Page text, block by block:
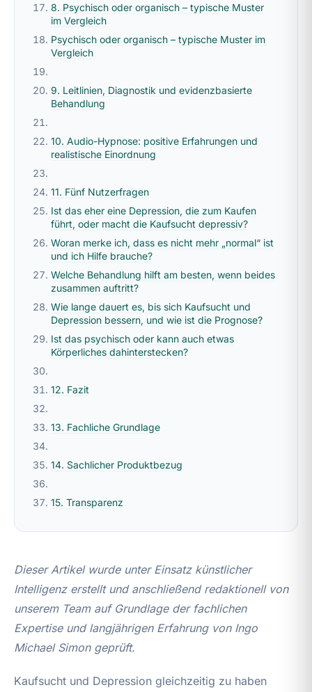
8. Psychisch oder organisch – typische Muster
im Vergleich
Psychisch oder organisch – typische Muster im
Vergleich
9. Leitlinien, Diagnostik und evidenzbasierte
Behandlung
10. Audio-Hypnose: positive Erfahrungen und
realistische Einordnung
11. Fünf Nutzerfragen
Ist das eher eine Depression, die zum Kaufen
führt, oder macht die Kaufsucht depressiv?
Woran merke ich, dass es nicht mehr „normal“ ist
und ich Hilfe brauche?
Welche Behandlung hilft am besten, wenn beides
zusammen auftritt?
Wie lange dauert es, bis sich Kaufsucht und
Depression bessern, und wie ist die Prognose?
Ist das psychisch oder kann auch etwas
Körperliches dahinterstecken?
12. Fazit
13. Fachliche Grundlage
14. Sachlicher Produktbezug
15. Transparenz
Dieser Artikel wurde unter Einsatz künstlicher
Intelligenz erstellt und anschließend redaktionell von
unserem Team auf Grundlage der fachlichen
Expertise und langjährigen Erfahrung von Ingo
Michael Simon geprüft.
Kaufsucht und Depression gleichzeitig zu haben